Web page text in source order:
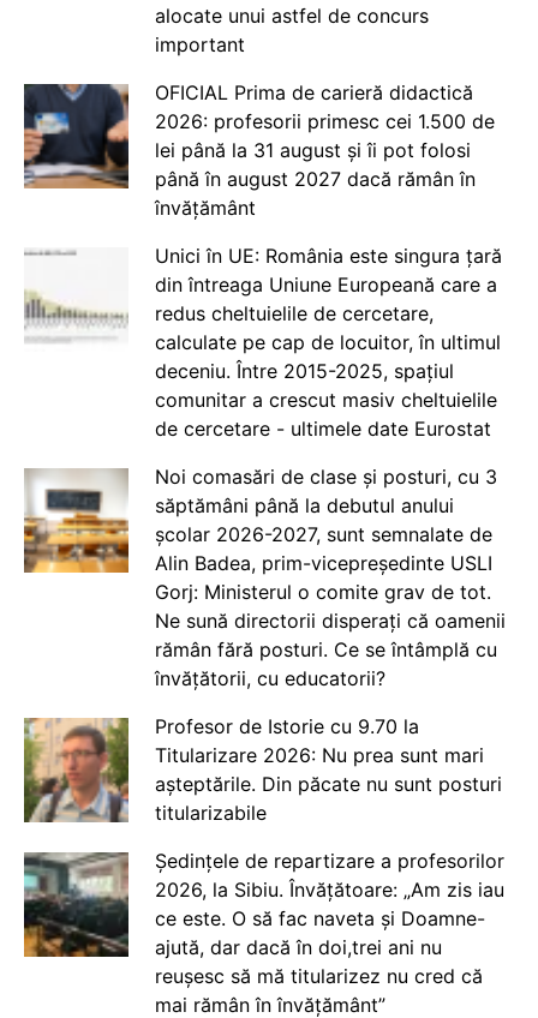
alocate unui astfel de concurs
important
OFICIAL Prima de carieră didactică
2026: profesorii primesc cei 1.500 de
lei până la 31 august și îi pot folosi
până în august 2027 dacă rămân în
învățământ
Unici în UE: România este singura țară
din întreaga Uniune Europeană care a
redus cheltuielile de cercetare,
calculate pe cap de locuitor, în ultimul
deceniu. Între 2015-2025, spațiul
comunitar a crescut masiv cheltuielile
de cercetare - ultimele date Eurostat
Noi comasări de clase și posturi, cu 3
săptămâni până la debutul anului
școlar 2026-2027, sunt semnalate de
Alin Badea, prim-vicepreședinte USLI
Gorj: Ministerul o comite grav de tot.
Ne sună directorii disperați că oamenii
rămân fără posturi. Ce se întâmplă cu
învățătorii, cu educatorii?
Profesor de Istorie cu 9.70 la
Titularizare 2026: Nu prea sunt mari
așteptările. Din păcate nu sunt posturi
titularizabile
Ședințele de repartizare a profesorilor
2026, la Sibiu. Învățătoare: „Am zis iau
ce este. O să fac naveta și Doamne-
ajută, dar dacă în doi,trei ani nu
reușesc să mă titularizez nu cred că
mai rămân în învățământ”